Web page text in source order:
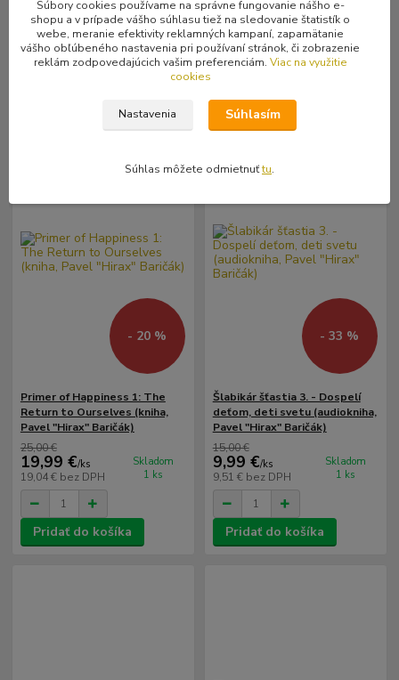
9,99 €/ks
9,51 €bez DPH
Skladom
1 ks
9,99 €/ks
9,51 €bez DPH
Skladom
1 ks
- 20 %
Primer of Happiness 1: The
Return to Ourselves (kniha,
Pavel "Hirax" Baričák)
25,00 €
19,99 €/ks
19,04 € bez DPH
Skladom
1 ks
Pridať do košíka
- 33 %
Šlabikár šťastia 3. - Dospelí
deťom, deti svetu (audiokniha,
Pavel "Hirax" Baričák)
15,00 €
9,99 €/ks
9,51 € bez DPH
Skladom
1 ks
Pridať do košíka
Súbory cookies používame na správne fungovanie nášho e-
shopu a v prípade vášho súhlasu tiež na sledovanie štatistík o
webe, meranie efektivity reklamných kampaní, zapamätanie
vášho obľúbeného nastavenia pri používaní stránok, či zobrazenie
reklám zodpovedajúcich vašim preferenciám. Viac na využitie
cookies
Nastavenia Súhlasím
Súhlas môžete odmietnuťtu.